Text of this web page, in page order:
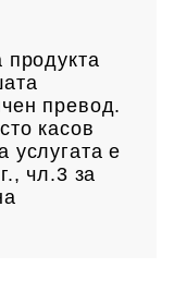
продукта
превод.
касов
услугата е
чл.3 за